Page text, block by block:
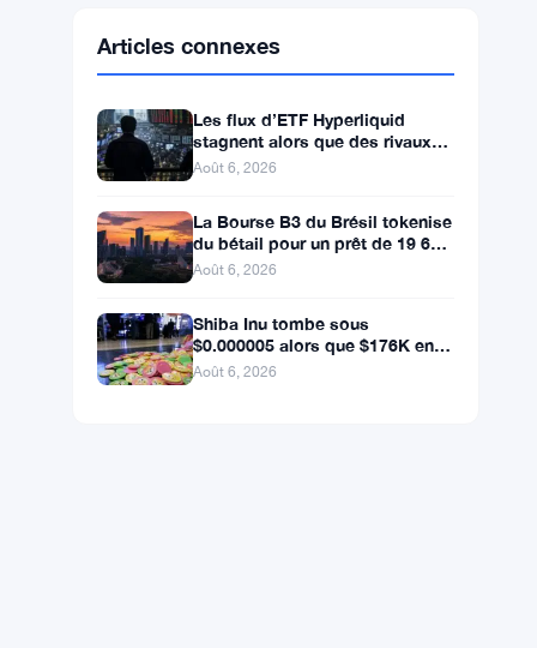
SolanaSOL $73.1811 ▼ -0.88%
XRPXRP $1.0446
Les flux d’ETF Hyperliquid